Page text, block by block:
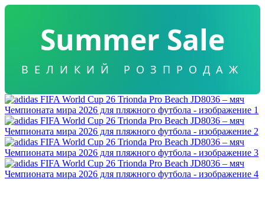
Summer Sale
ВЕЛИКИЙ РОЗПРОДАЖ